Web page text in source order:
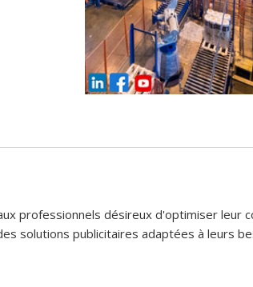
professionnels désireux d'optimiser leur
solutions publicitaires adaptées à leurs